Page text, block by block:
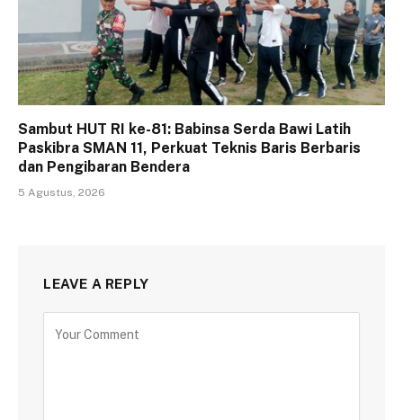
Sambut HUT RI ke-81: Babinsa Serda Bawi Latih
Paskibra SMAN 11, Perkuat Teknis Baris Berbaris
dan Pengibaran Bendera
5 Agustus, 2026
LEAVE A REPLY